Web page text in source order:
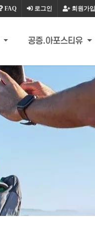
회원가입
로그인
FAQ
공증.아포스티유